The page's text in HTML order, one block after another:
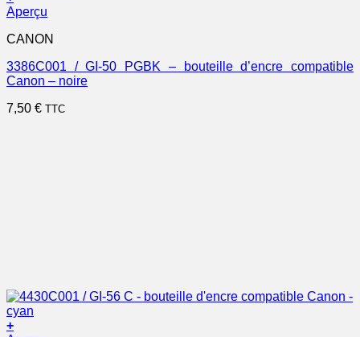
Aperçu
CANON
3386C001 / GI-50 PGBK – bouteille d’encre compatible
Canon – noire
7,50 € TTC
+